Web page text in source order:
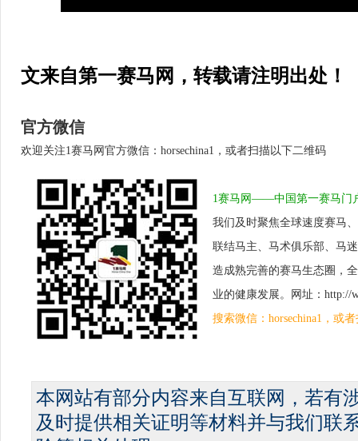
文来自第一赛马网， 转载请注明出处 ！
官方微信
欢迎关注1赛马网官方微信：horsechina1，或者扫描以下二维码
1赛马网——中国第一赛马门
我们及时聚焦全球速度赛马
联结马主、马术俱乐部、马
造成熟完善的赛马生态圈，
业的健康发展。网址：http://
搜索微信：horsechina1，或
本网站有部分内容来自互联网，若有
及时提供相关证明等材料并与我们联